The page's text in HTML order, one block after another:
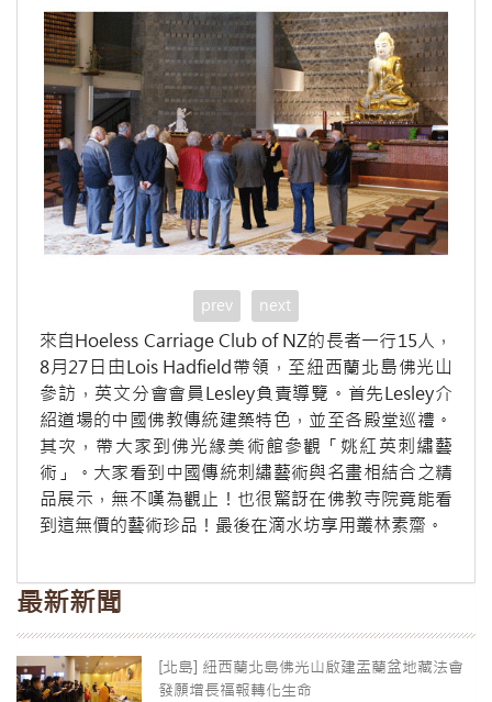
prev next
來自Hoeless Carriage Club of NZ的長者一行15人，
8月27日由Lois Hadfield帶領，至紐西蘭北島佛光山
參訪，英文分會會員Lesley負責導覽。首先Lesley介
紹道場的中國佛教傳統建築特色，並至各殿堂巡禮。
其次，帶大家到佛光緣美術館參觀「姚紅英刺繡藝
術」。大家看到中國傳統刺繡藝術與名畫相結合之精
品展示，無不嘆為觀止！也很驚訝在佛教寺院竟能看
到這無價的藝術珍品！最後在滴水坊享用叢林素齋。
最新新聞
[北島] 紐西蘭北島佛光山啟建盂蘭盆地藏法會
發願增長福報轉化生命